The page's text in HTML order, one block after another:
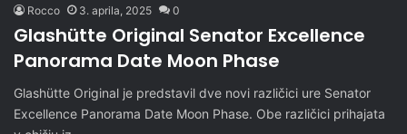
Rocco 3. aprila, 2025 0
Glashütte Original Senator Excellence
Panorama Date Moon Phase
Glashütte Original je predstavil dve novi različici ure Senator
Excellence Panorama Date Moon Phase. Obe različici prihajata